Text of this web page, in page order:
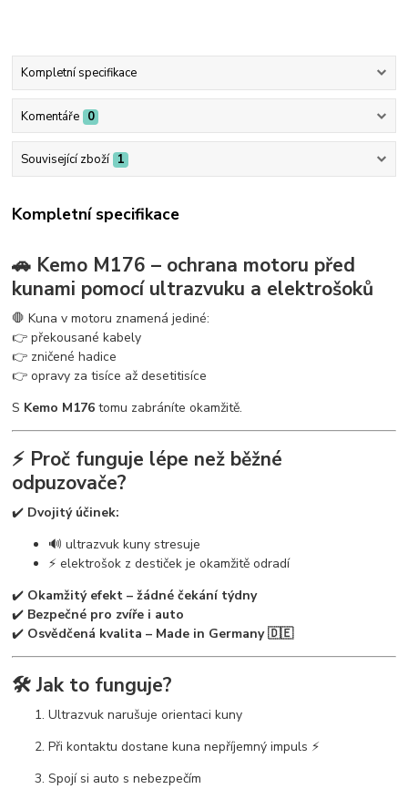
Kompletní specifikace
Komentáře 0
Související zboží 1
Kompletní specifikace
🚗 Kemo M176 – ochrana motoru před
kunami pomocí ultrazvuku a elektrošoků
🛑 Kuna v motoru znamená jediné:
👉 překousané kabely
👉 zničené hadice
👉 opravy za tisíce až desetitisíce
S Kemo M176 tomu zabráníte okamžitě.
⚡ Proč funguje lépe než běžné
odpuzovače?
✔️ Dvojitý účinek:
🔊 ultrazvuk kuny stresuje
⚡ elektrošok z destiček je okamžitě odradí
✔️ Okamžitý efekt – žádné čekání týdny
✔️ Bezpečné pro zvíře i auto
✔️ Osvědčená kvalita – Made in Germany 🇩🇪
🛠️ Jak to funguje?
Ultrazvuk narušuje orientaci kuny
Při kontaktu dostane kuna nepříjemný impuls ⚡
Spojí si auto s nebezpečím